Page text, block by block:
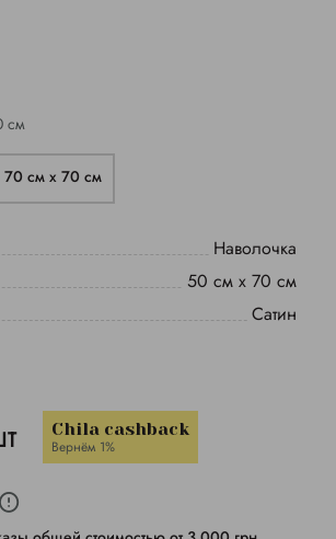
см
70 см х 70 см
Наволочка
50 см х 70 см
Сатин
Chila cashback
Вернём 1%